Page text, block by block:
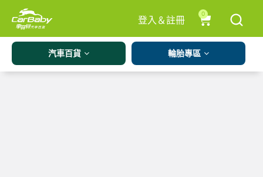
登入＆註冊
0
汽車百貨 輪胎專區